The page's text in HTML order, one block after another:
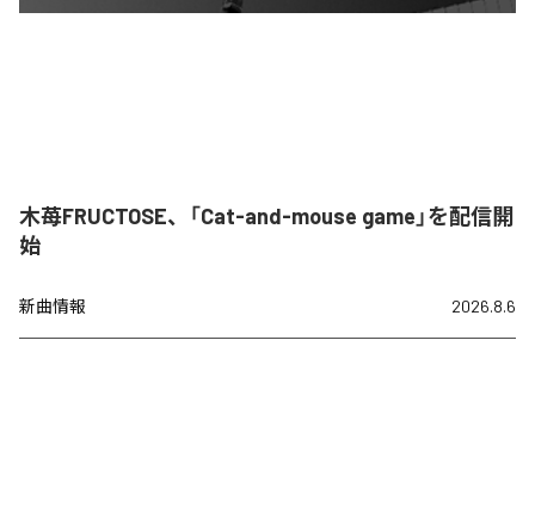
木苺FRUCTOSE、「Cat-and-mouse game」を配信開
始
新曲情報 2026.8.6